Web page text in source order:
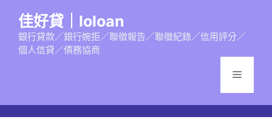
佳好貸｜loloan
銀行貸款／銀行婉拒／聯徵報告／聯徵紀錄／信用評分／
個人信貸／債務協商
選